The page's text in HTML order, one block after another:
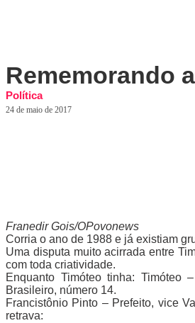
Rememorando
Política
24 de maio de 2017
Franedir Gois/OPovonews
Corria o ano de 1988 e já existiam
Uma disputa muito acirrada entre
com toda criatividade.
Enquanto Timóteo tinha: Timóteo
Brasileiro, número 14.
Francistônio Pinto – Prefeito, vice
retrava: